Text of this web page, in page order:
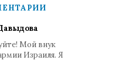
Мой внук
Израиля. Я